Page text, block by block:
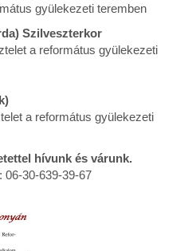
gyülekezeti teremben
Szilveszterkor
a református gyülekezeti
a református gyülekezeti
hívunk és várunk.
06-30-639-39-67